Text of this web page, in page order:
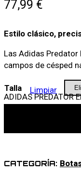
77,99 €
Estilo clásico,
Las Adidas Predator
campos de césped
Talla Limpiar
ADIDAS PREDATOR
CATEGORÍA: